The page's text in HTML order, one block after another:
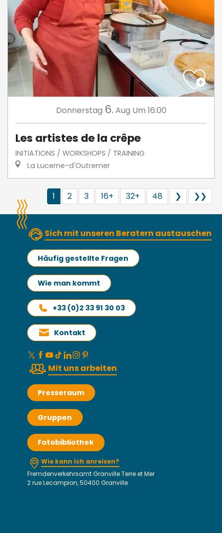
Donnerstag 6. Aug Um 16:00
Les artistes de la crêpe
INITIATIONS / WORKSHOPS / TRAINING
La Lucerne-d'Outremer
1 2 3 16+ 32+ 48 ❯ ❯❯
Sich mit unseren Beratern austauschen
Häufig gestellte Fragen
Wie man kommt
+33 (0)2 33 91 30 03
Kontakt
Mit uns arbeiten
Presseraum
Gruppen
Fotobibliothek
Wie kann ich anreisen?
Fremdenverkehrsamt Granville Terre et Mer
2 rue Lecampion, 50400 Granville